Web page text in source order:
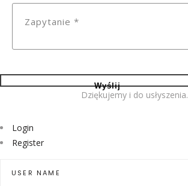
Dziękujemy i do usłyszenia.
Login
Register